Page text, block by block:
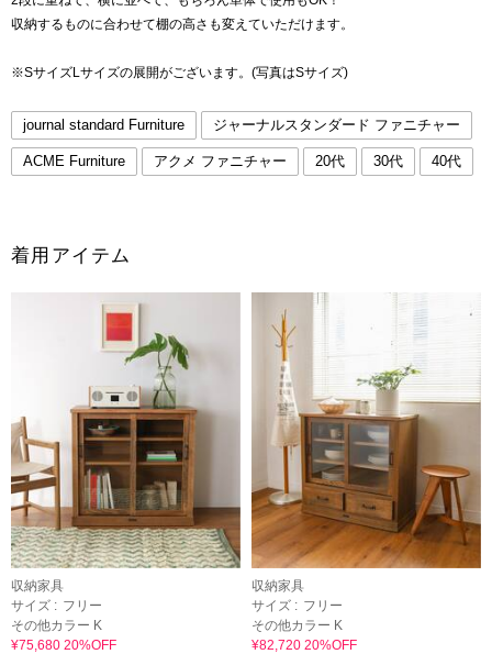
収納するものに合わせて棚の高さも変えていただけます。
※SサイズLサイズの展開がございます。(写真はSサイズ)
journal standard Furniture ジャーナルスタンダード ファニチャー
ACME Furniture アクメ ファニチャー 20代 30代 40代
着用アイテム
収納家具
サイズ : フリー
その他カラー K
¥75,680 20%OFF
収納家具
サイズ : フリー
その他カラー K
¥82,720 20%OFF